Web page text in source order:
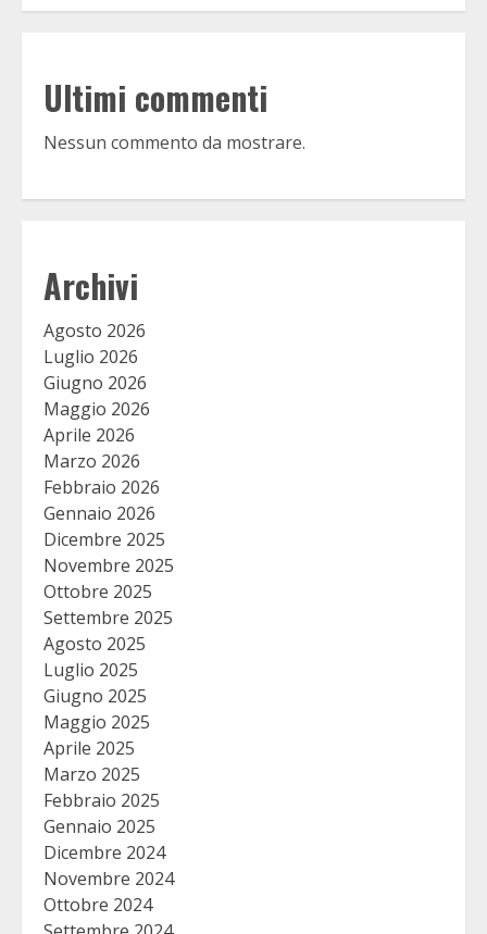
Ultimi commenti
Nessun commento da mostrare.
Archivi
Agosto 2026
Luglio 2026
Giugno 2026
Maggio 2026
Aprile 2026
Marzo 2026
Febbraio 2026
Gennaio 2026
Dicembre 2025
Novembre 2025
Ottobre 2025
Settembre 2025
Agosto 2025
Luglio 2025
Giugno 2025
Maggio 2025
Aprile 2025
Marzo 2025
Febbraio 2025
Gennaio 2025
Dicembre 2024
Novembre 2024
Ottobre 2024